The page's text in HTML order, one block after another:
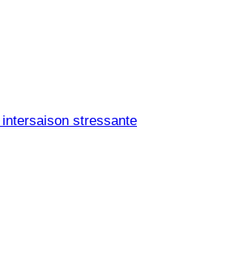
stressante